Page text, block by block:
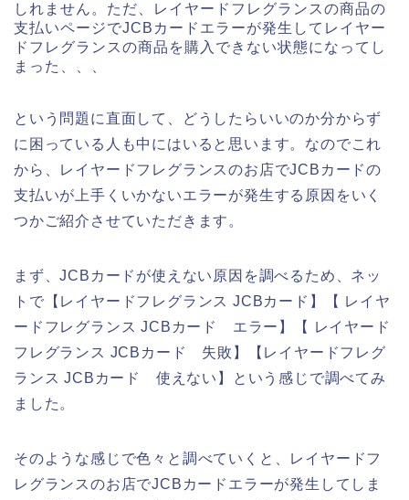
しれません。ただ、レイヤードフレグランスの商品の
支払いページでJCBカードエラーが発生してレイヤー
ドフレグランスの商品を購入できない状態になってし
まった、、、
という問題に直面して、どうしたらいいのか分からず
に困っている人も中にはいると思います。なのでこれ
から、レイヤードフレグランスのお店でJCBカードの
支払いが上手くいかないエラーが発生する原因をいく
つかご紹介させていただきます。
まず、JCBカードが使えない原因を調べるため、ネッ
トで【レイヤードフレグランス JCBカード】【 レイヤ
ードフレグランス JCBカード エラー】【 レイヤード
フレグランス JCBカード 失敗】【レイヤードフレグ
ランス JCBカード 使えない】という感じで調べてみ
ました。
そのような感じで色々と調べていくと、レイヤードフ
レグランスのお店でJCBカードエラーが発生してしま